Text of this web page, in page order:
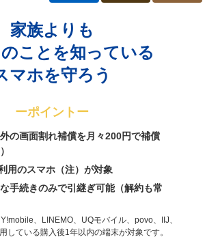
家族よりも
ことを知っている
マホを守ろう
ーポイントー
の画面割れ補償を月々200円で補償
用のスマホ（注）が対象
手続きのみで引継ぎ可能（解約も常
、LINEMO、UQモバイル、povo、IIJ、
している購入後1年以内の端末が対象です。